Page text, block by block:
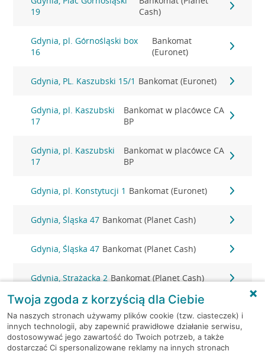
19
Cash)
Gdynia, pl. Górnośląski box
16
Bankomat
(Euronet)
Gdynia, PL. Kaszubski 15/1 Bankomat (Euronet)
Gdynia, pl. Kaszubski
17
Bankomat w placówce CA
BP
Gdynia, pl. Kaszubski
17
Bankomat w placówce CA
BP
Gdynia, pl. Konstytucji 1 Bankomat (Euronet)
Gdynia, Śląska 47 Bankomat (Planet Cash)
Gdynia, Śląska 47 Bankomat (Planet Cash)
Gdynia, Strażacka 2 Bankomat (Planet Cash)
Gdynia, Świętojańska 36 Bankomat (Planet Cash)
Gdynia, ul. 10-go Lutego 11 Bankomat (Euronet)
Twoja zgoda z korzyścią dla Ciebie
Na naszych stronach używamy plików cookie (tzw. ciasteczek) i
innych technologii, aby zapewnić prawidłowe działanie serwisu,
dostosowywać jego zawartość do Twoich potrzeb, a także
dostarczać Ci spersonalizowane reklamy na innych stronach